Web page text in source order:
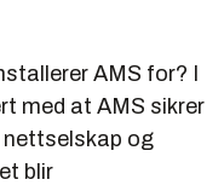
AMS for? I
med at AMS sikrer
og
blir